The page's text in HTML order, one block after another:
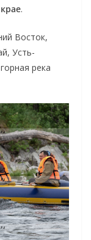
.
Восток,
Усть-
река